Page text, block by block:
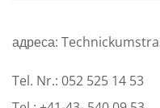
адреса:
Tel. Nr.: 052 525 14 53